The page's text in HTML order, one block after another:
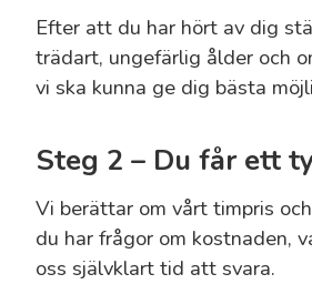
Efter att du har hört av dig
trädart, ungefärlig ålder och
vi ska kunna ge dig bästa
Steg 2 – Du får ett
Vi berättar om vårt timpris
du har frågor om kostnaden,
oss självklart tid att svara.